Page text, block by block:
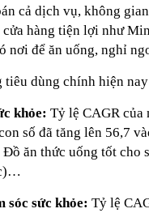
cả dịch vụ, không
hàng tiện lợi như
nơi để ăn uống, nghỉ
tiêu dùng chính hiện
khỏe: Tỷ lệ CAGR của
số đã tăng lên 56,7
ăn thức uống tốt cho
sóc sức khỏe: Tỷ lệ